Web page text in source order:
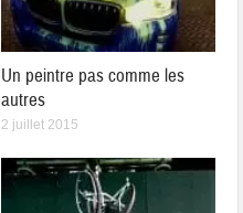
Un peintre pas comme les
autres
2 juillet 2015